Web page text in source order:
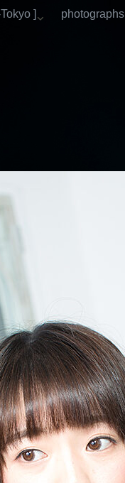
] photographs